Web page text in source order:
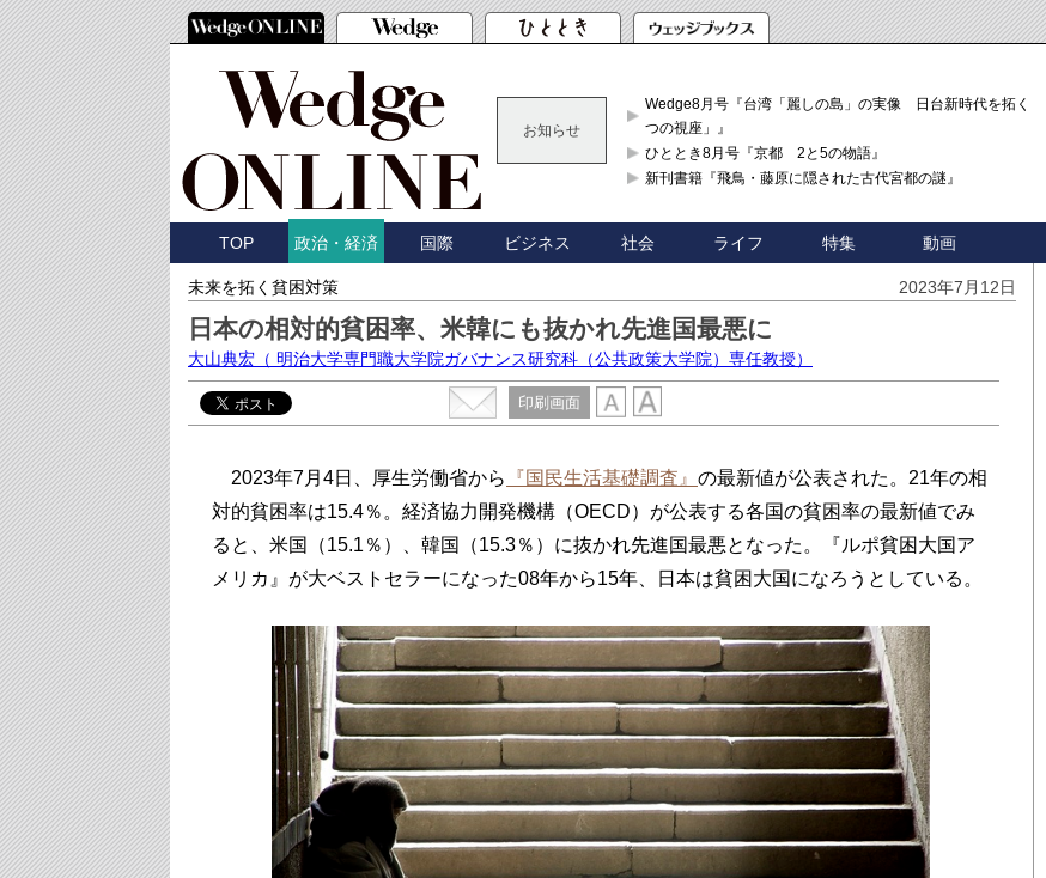
お知らせ
Wedge8月号『台湾「麗しの島」の実像 日台新時代を拓く「3
つの視座」』
ひととき8月号『京都 2と5の物語』
新刊書籍『飛鳥・藤原に隠された古代宮都の謎』
TOP 政治・経済 国際 ビジネス 社会 ライフ 特集 動画
未来を拓く貧困対策 2023年7月12日
日本の相対的貧困率、米韓にも抜かれ先進国最悪に
大山典宏 （ 明治大学専門職大学院ガバナンス研究科（公共政策大学院）専任教授）
印刷画面
2023年7月4日、厚生労働省から 『国民生活基礎調査』 の最新値が公表された。21年の相
対的貧困率は15.4％。経済協力開発機構（OECD）が公表する各国の貧困率の最新値でみ
ると、米国（15.1％）、韓国（15.3％）に抜かれ先進国最悪となった。『ルポ貧困大国ア
メリカ』が大ベストセラーになった08年から15年、日本は貧困大国になろうとしている。